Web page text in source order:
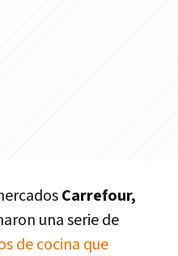
Carrefour,
una serie de
de cocina que